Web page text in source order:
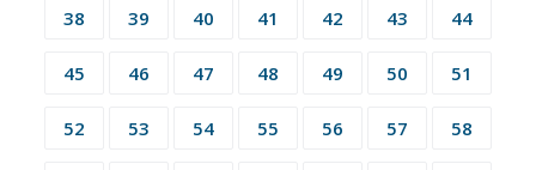
38 39 40 41 42 43 44
45 46 47 48 49 50 51
52 53 54 55 56 57 58